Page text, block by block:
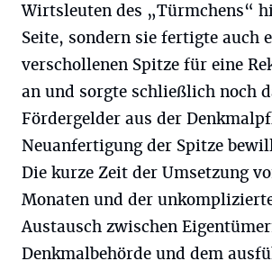
Wirtsleuten des „Türmchens“
Seite, sondern sie fertigte auch
verschollenen Spitze für eine
an und sorgte schließlich noch
Fördergelder aus der
Neuanfertigung der Spitze
Die kurze Zeit der Umsetzung
Monaten und der
Austausch zwischen
Denkmalbehörde und dem